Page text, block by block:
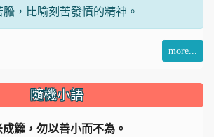
，比喻刻苦發憤的精神。
more...
隨機小語
籮，勿以善小而不為。